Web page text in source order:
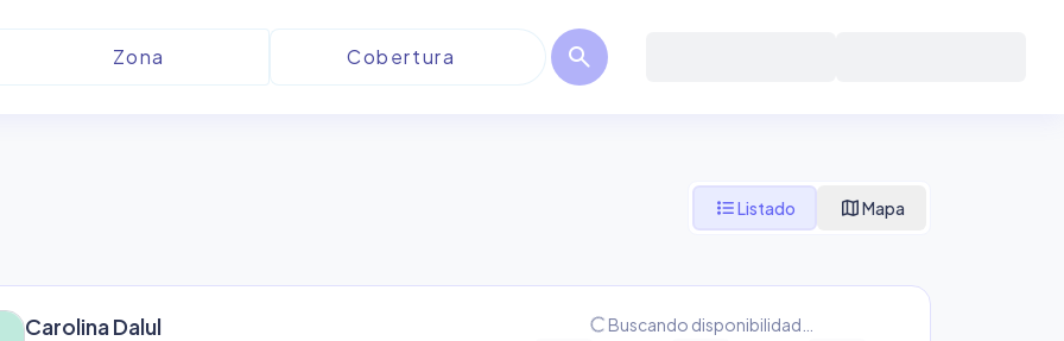
search
format_list_bulletedListado mapMapa
Carolina Dalul progress_activity Buscando disponibilidad…